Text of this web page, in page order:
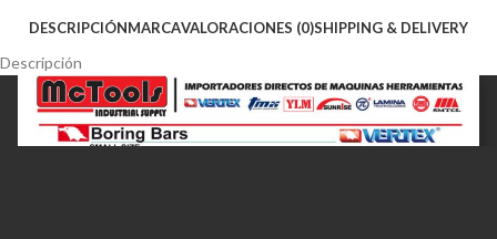
DESCRIPCIÓNMARCAVALORACIONES (0)SHIPPING & DELIVERY
Descripción